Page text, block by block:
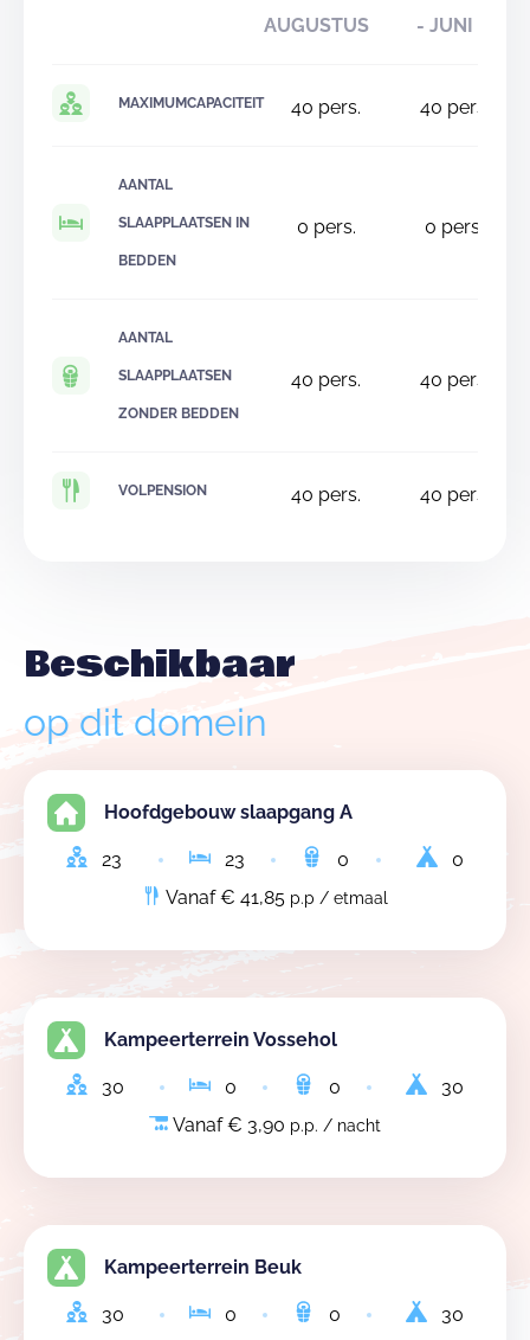
AUGUSTUS
- JUNI
MAXIMUMCAPACITEIT 40 pers. 40 pers.
AANTAL
SLAAPPLAATSEN IN
BEDDEN
0 pers. 0 pers.
AANTAL
SLAAPPLAATSEN
ZONDER BEDDEN
40 pers. 40 pers.
VOLPENSION 40 pers. 40 pers.
Beschikbaar
op dit domein
Hoofdgebouw slaapgang A
23 23 0
0
Vanaf € 41,85 p.p / etmaal
Kampeerterrein Vossehol
30 0 0
30
Vanaf € 3,90 p.p. / nacht
Kampeerterrein Beuk
30 0 0
30